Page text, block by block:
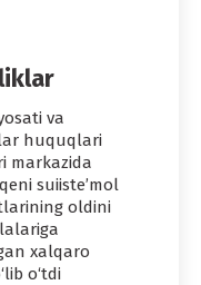
va
huquqlari
markazida
suiiste’mol
oldini
xalqaro
o‘tdi